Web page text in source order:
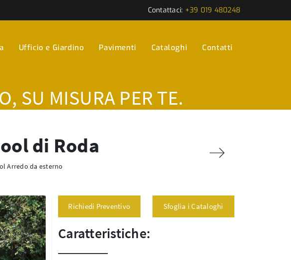
Contattaci: +39 019 480248
Ufficio e Giardino Pavimenti Cataloghi Contatti
SU MISURA PER TE.
di Roda
Arredo da esterno
Richiedi Preventivo Sfoglia i Cataloghi
Caratteristiche: